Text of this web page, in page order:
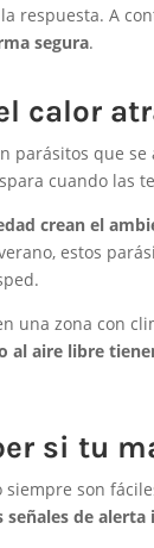
respuesta. A
segura.
calor
parásitos que
cuando las
crean el
estos
una zona con
al aire libre
si tu
siempre son
señales de alerta